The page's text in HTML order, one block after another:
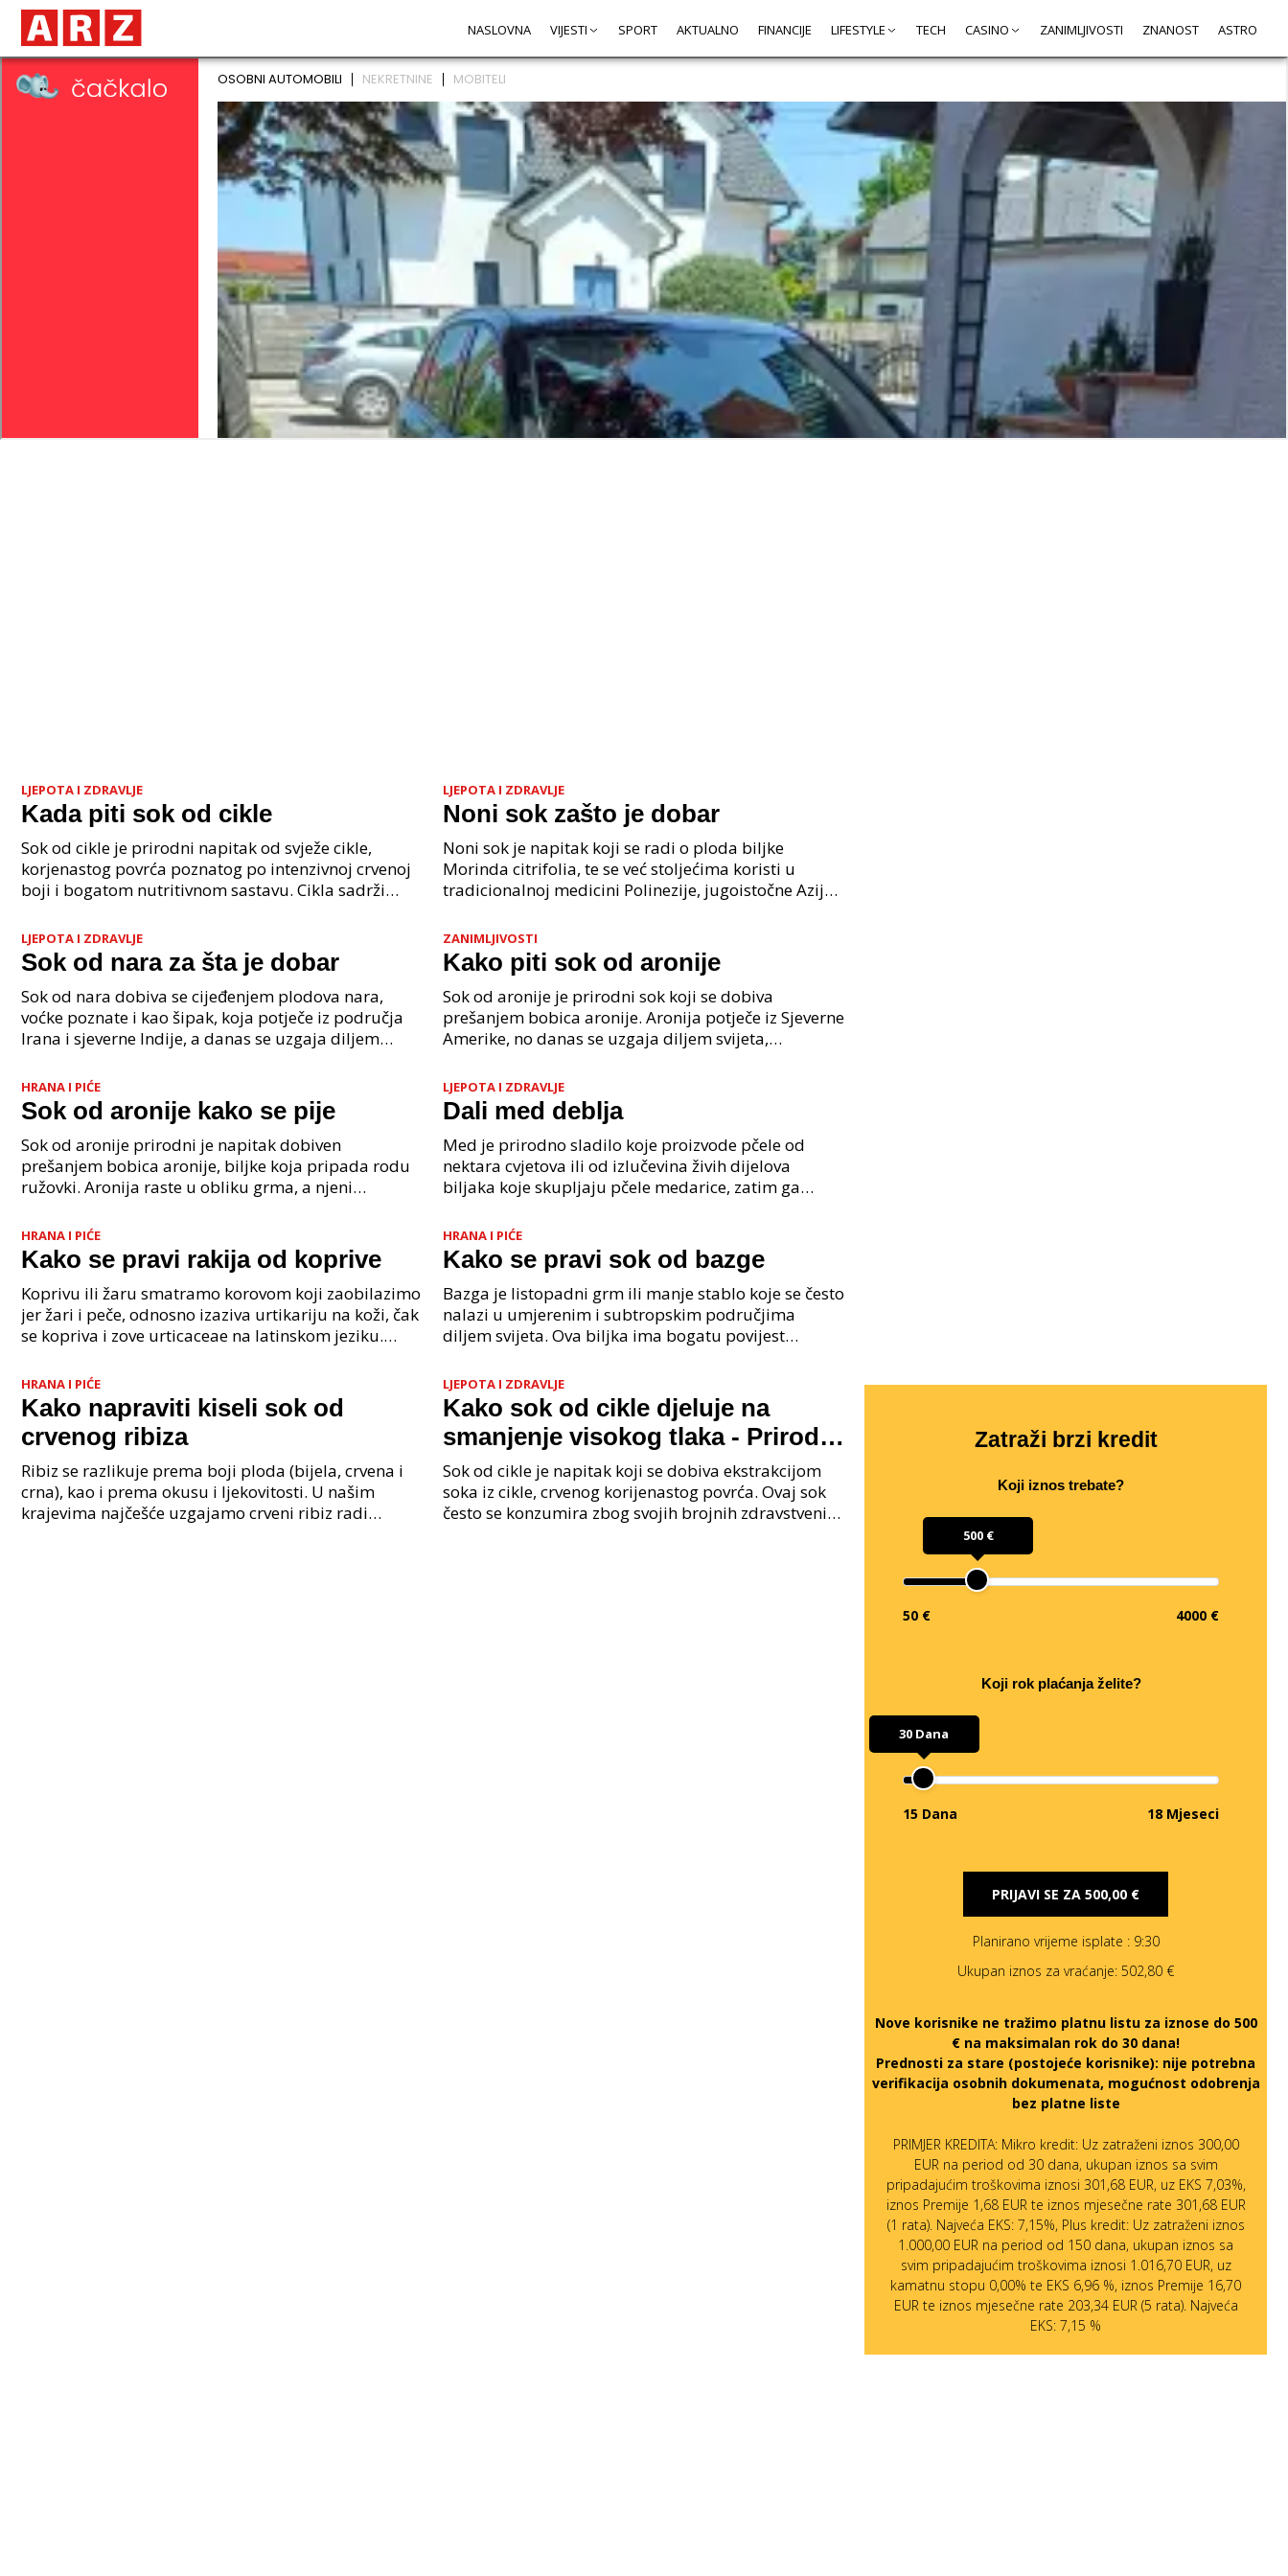
NASLOVNA VIJESTI SPORT AKTUALNO FINANCIJE LIFESTYLE TECH CASINO ZANIMLJIVOSTI ZNANOST ASTRO
LJEPOTA I ZDRAVLJE
Kada piti sok od cikle
Sok od cikle je prirodni napitak od svježe cikle,
korjenastog povrća poznatog po intenzivnoj crvenoj
boji i bogatom nutritivnom sastavu. Cikla sadrži
LJEPOTA I ZDRAVLJE
Noni sok zašto je dobar
Noni sok je napitak koji se radi o ploda biljke
Morinda citrifolia, te se već stoljećima koristi u
tradicionalnoj medicini Polinezije, jugoistočne Azije i
LJEPOTA I ZDRAVLJE
Sok od nara za šta je dobar
Sok od nara dobiva se cijeđenjem plodova nara,
voćke poznate i kao šipak, koja potječe iz područja
Irana i sjeverne Indije, a danas se uzgaja diljem
ZANIMLJIVOSTI
Kako piti sok od aronije
Sok od aronije je prirodni sok koji se dobiva
prešanjem bobica aronije. Aronija potječe iz Sjeverne
Amerike, no danas se uzgaja diljem svijeta,
antio
HRANA I PIĆE
Sok od aronije kako se pije
Sok od aronije prirodni je napitak dobiven
prešanjem bobica aronije, biljke koja pripada rodu
ružovki. Aronija raste u obliku grma, a njeni
antioksidans
LJEPOTA I ZDRAVLJE
Dali med deblja
Med je prirodno sladilo koje proizvode pčele od
nektara cvjetova ili od izlučevina živih dijelova
biljaka koje skupljaju pčele medarice, zatim ga
vlastite
HRANA I PIĆE
Kako se pravi rakija od koprive
Koprivu ili žaru smatramo korovom koji zaobilazimo
jer žari i peče, odnosno izaziva urtikariju na koži, čak
se kopriva i zove urticaceae na latinskom jeziku.
HRANA I PIĆE
Kako se pravi sok od bazge
Bazga je listopadni grm ili manje stablo koje se često
nalazi u umjerenim i subtropskim područjima
diljem svijeta. Ova biljka ima bogatu povijest
HRANA I PIĆE
Kako napraviti kiseli sok od
crvenog ribiza
Ribiz se razlikuje prema boji ploda (bijela, crvena i
crna), kao i prema okusu i ljekovitosti. U našim
krajevima najčešće uzgajamo crveni ribiz radi
LJEPOTA I ZDRAVLJE
Kako sok od cikle djeluje na
smanjenje visokog tlaka - Prirodni
način za kontroliranje viskog
krvnog tlaka
Sok od cikle je napitak koji se dobiva ekstrakcijom
soka iz cikle, crvenog korijenastog povrća. Ovaj sok
često se konzumira zbog svojih brojnih zdravstvenih
Zatraži brzi kredit
Koji iznos trebate?
500 €
50 € 4000 €
Koji rok plaćanja želite?
30 Dana
15 Dana 18 Mjeseci
PRIJAVI SE ZA 500,00 €
Planirano vrijeme isplate : 9:30
Ukupan iznos za vraćanje: 502,80 €
Nove korisnike ne tražimo platnu listu za iznose do 500
€ na maksimalan rok do 30 dana!
Prednosti za stare (postojeće korisnike): nije potrebna
verifikacija osobnih dokumenata, mogućnost odobrenja
bez platne liste
PRIMJER KREDITA: Mikro kredit: Uz zatraženi iznos 300,00
EUR na period od 30 dana, ukupan iznos sa svim
pripadajućim troškovima iznosi 301,68 EUR, uz EKS 7,03%,
iznos Premije 1,68 EUR te iznos mjesečne rate 301,68 EUR
(1 rata). Najveća EKS: 7,15%, Plus kredit: Uz zatraženi iznos
1.000,00 EUR na period od 150 dana, ukupan iznos sa
svim pripadajućim troškovima iznosi 1.016,70 EUR, uz
kamatnu stopu 0,00% te EKS 6,96 %, iznos Premije 16,70
EUR te iznos mjesečne rate 203,34 EUR (5 rata). Najveća
EKS: 7,15 %